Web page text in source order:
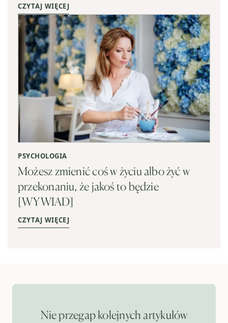
CZYTAJ WIĘCEJ
PSYCHOLOGIA
Możesz zmienić coś w życiu albo żyć w
przekonaniu, że jakoś to będzie
[WYWIAD]
CZYTAJ WIĘCEJ
Nie przegap kolejnych artykułów